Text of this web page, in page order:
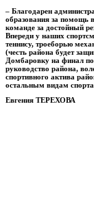
– Благодарен
образования за помощь
команде за достойный
Впереди у наших
теннису, троеборью
(честь района будет
Домбаровку на финал
руководство района,
спортивного актива
остальным видам
Евгения ТЕРЕХОВА